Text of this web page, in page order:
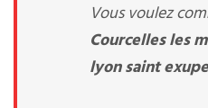
Vous voulez
Courcelles les
lyon saint